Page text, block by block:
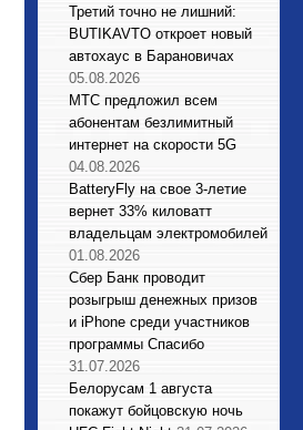
Третий точно не лишний:
BUTIKAVTO откроет новый
автохаус в Барановичах
05.08.2026
МТС предложил всем
абонентам безлимитный
интернет на скорости 5G
04.08.2026
BatteryFly на свое 3-летие
вернет 33% киловатт
владельцам электромобилей
01.08.2026
Сбер Банк проводит
розыгрыш денежных призов
и iPhone среди участников
программы Спасибо
31.07.2026
Белорусам 1 августа
покажут бойцовскую ночь